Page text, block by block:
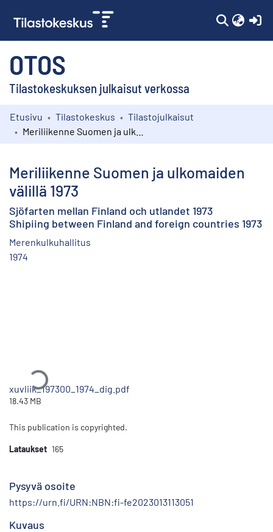
OTOS
Tilastokeskuksen julkaisut verkossa
Kokoelmat
Etusivu Tilastokeskus
Tilastojulkaisut
Meriliikenne Suomen ja ulkomaiden
välillä 1973
Sjöfarten mellan Finland och utlandet 1973
Shipiing between Finland and foreign countries 1973
Merenkulkuhallitus
1974
Ladataan...
xuvliik_197300_1974_dig.pdf
18.43 MB
This publication is copyrighted.
Lataukset 165
Pysyvä osoite
https://urn.fi/URN:NBN:fi-fe2023013113051
Kuvaus